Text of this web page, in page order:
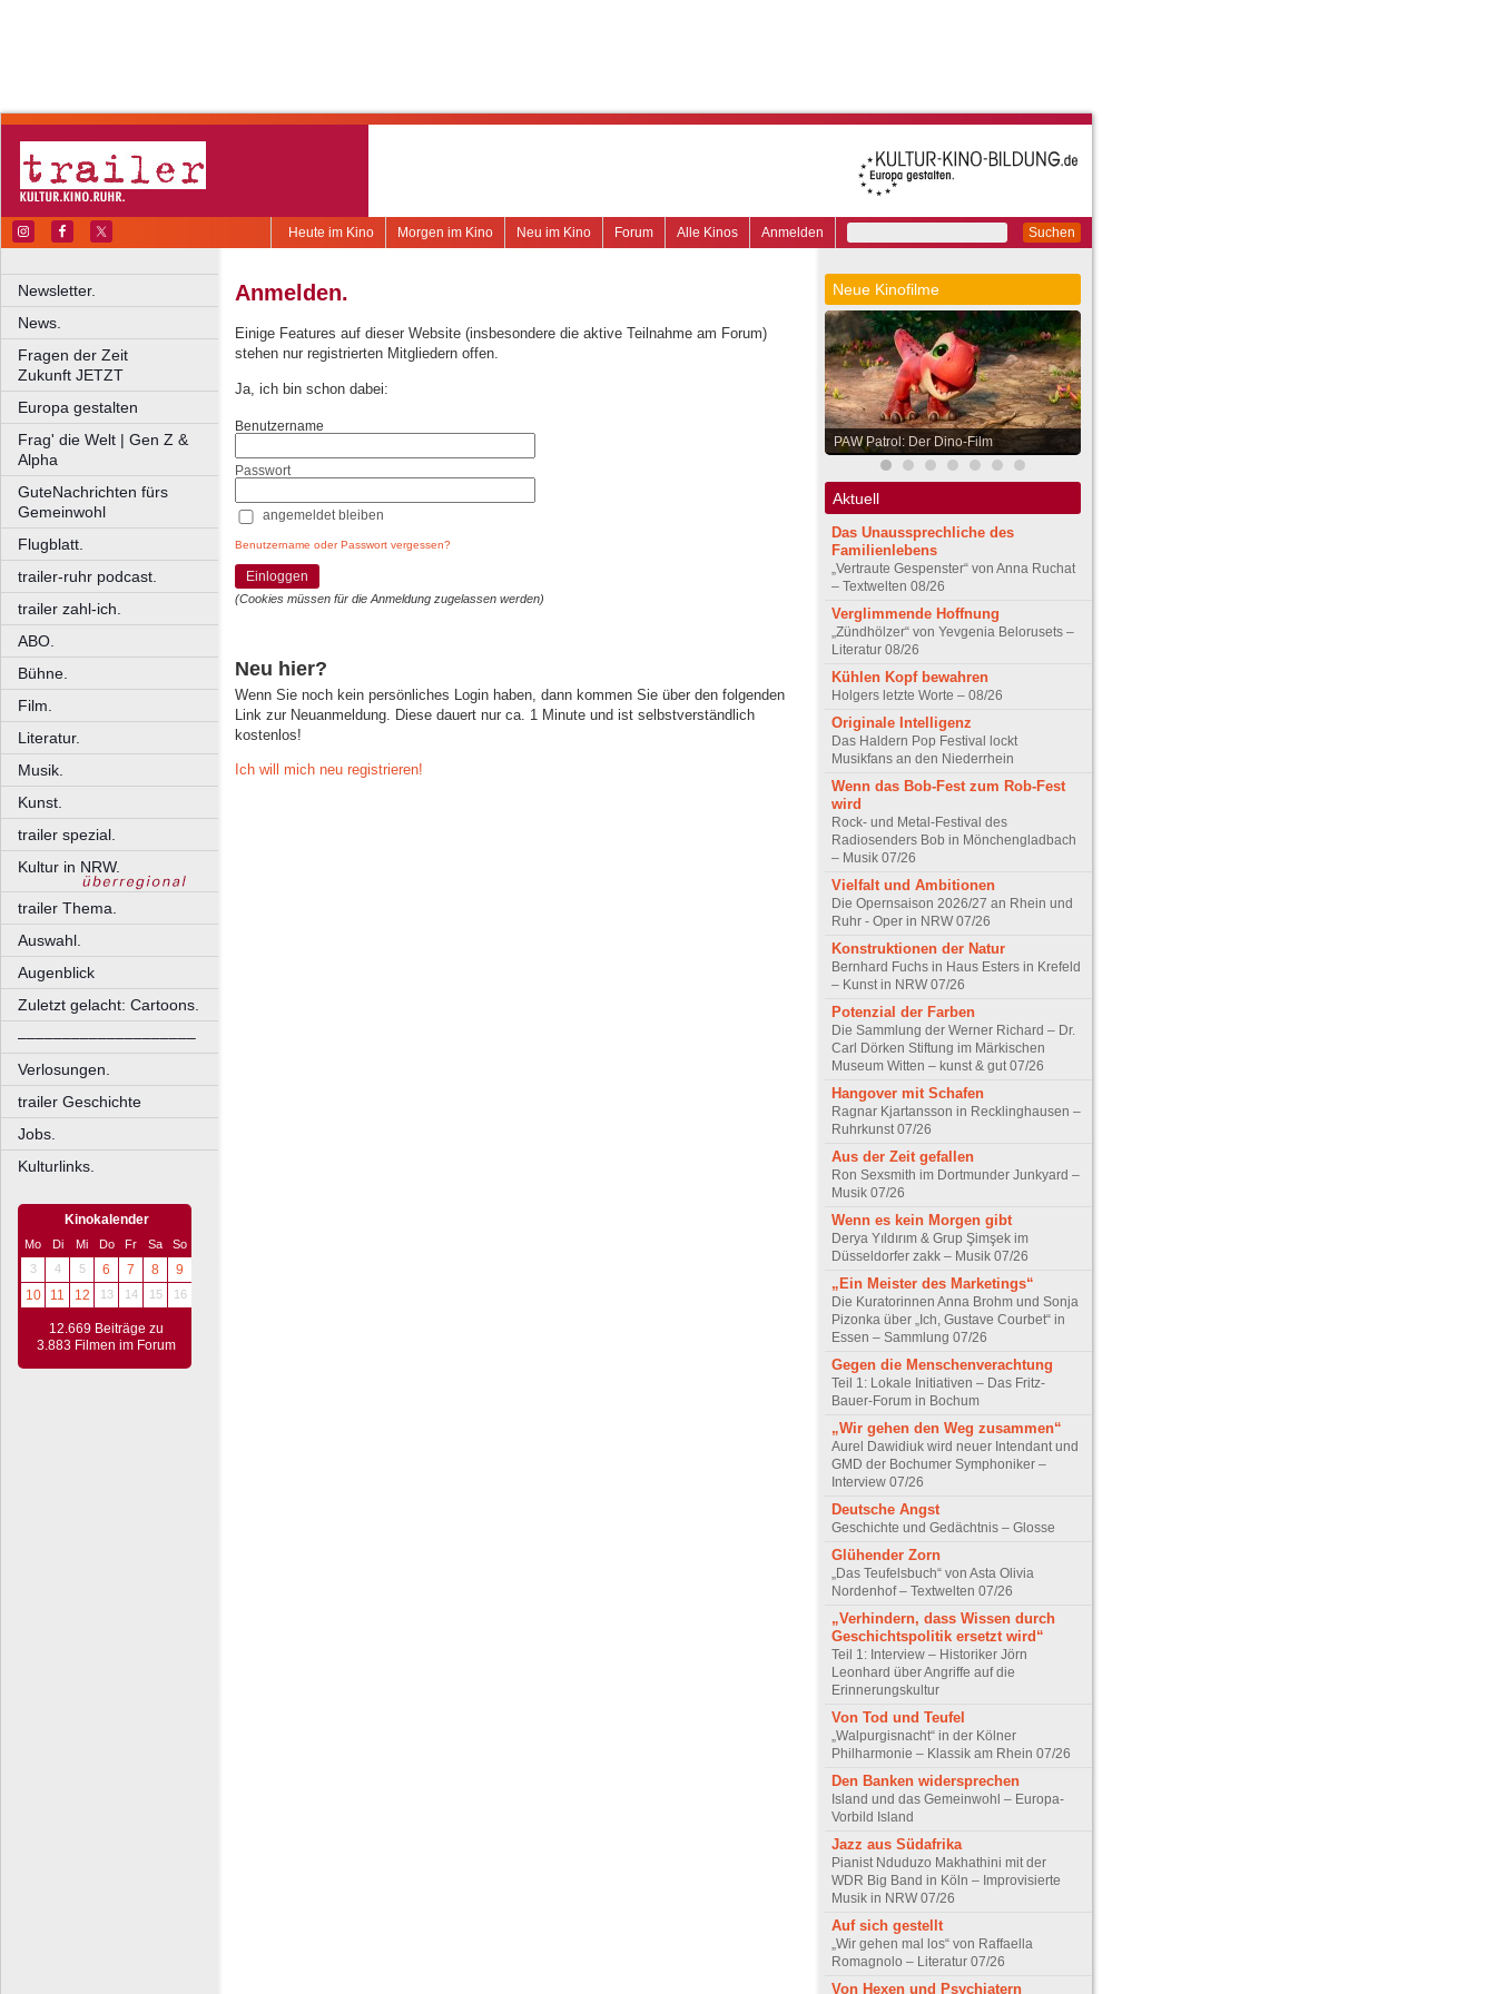
Suchen
Anmelden
Alle Kinos
Forum
Neu im Kino
Morgen im Kino
Heute im Kino
Newsletter.
News.
Fragen der Zeit
Zukunft JETZT
Europa gestalten
Frag' die Welt | Gen Z &
Alpha
GuteNachrichten fürs
Gemeinwohl
Flugblatt.
trailer-ruhr podcast.
trailer zahl-ich.
ABO.
Bühne.
Film.
Literatur.
Musik.
Kunst.
trailer spezial.
Kultur in NRW.
trailer Thema.
Auswahl.
Augenblick
Zuletzt gelacht: Cartoons.
––––––––––––––––––––
Verlosungen.
trailer Geschichte
Jobs.
Kulturlinks.
Kinokalender
Mo Di Mi Do Fr Sa
So
3
4 5 6 7 8
9
10
11 12 13 14 15 16
12.669 Beiträge zu
3.883 Filmen im Forum
Anmelden.
Einige Features auf dieser Website (insbesondere die aktive Teilnahme am Forum)
stehen nur registrierten Mitgliedern offen.
Ja, ich bin schon dabei:
Benutzername
Passwort
angemeldet bleiben
Benutzername oder Passwort vergessen?
Einloggen
(Cookies müssen für die Anmeldung zugelassen werden)
Neu hier?
Wenn Sie noch kein persönliches Login haben, dann kommen Sie über den folgenden
Link zur Neuanmeldung. Diese dauert nur ca. 1 Minute und ist selbstverständlich
kostenlos!
Ich will mich neu registrieren!
Neue Kinofilme
PAW Patrol: Der Dino-Film
Aktuell
Das Unaussprechliche des
Familienlebens
„Vertraute Gespenster“ von Anna Ruchat
– Textwelten 08/26
Verglimmende Hoffnung
„Zündhölzer“ von Yevgenia Belorusets –
Literatur 08/26
Kühlen Kopf bewahren
Holgers letzte Worte – 08/26
Originale Intelligenz
Das Haldern Pop Festival lockt
Musikfans an den Niederrhein
Wenn das Bob-Fest zum Rob-Fest
wird
Rock- und Metal-Festival des
Radiosenders Bob in Mönchengladbach
– Musik 07/26
Vielfalt und Ambitionen
Die Opernsaison 2026/27 an Rhein und
Ruhr - Oper in NRW 07/26
Konstruktionen der Natur
Bernhard Fuchs in Haus Esters in Krefeld
– Kunst in NRW 07/26
Potenzial der Farben
Die Sammlung der Werner Richard – Dr.
Carl Dörken Stiftung im Märkischen
Museum Witten – kunst & gut 07/26
Hangover mit Schafen
Ragnar Kjartansson in Recklinghausen –
Ruhrkunst 07/26
Aus der Zeit gefallen
Ron Sexsmith im Dortmunder Junkyard –
Musik 07/26
Wenn es kein Morgen gibt
Derya Yıldırım & Grup Şimşek im
Düsseldorfer zakk – Musik 07/26
„Ein Meister des Marketings“
Die Kuratorinnen Anna Brohm und Sonja
Pizonka über „Ich, Gustave Courbet“ in
Essen – Sammlung 07/26
Gegen die Menschenverachtung
Teil 1: Lokale Initiativen – Das Fritz-
Bauer-Forum in Bochum
„Wir gehen den Weg zusammen“
Aurel Dawidiuk wird neuer Intendant und
GMD der Bochumer Symphoniker –
Interview 07/26
Deutsche Angst
Geschichte und Gedächtnis – Glosse
Glühender Zorn
„Das Teufelsbuch“ von Asta Olivia
Nordenhof – Textwelten 07/26
„Verhindern, dass Wissen durch
Geschichtspolitik ersetzt wird“
Teil 1: Interview – Historiker Jörn
Leonhard über Angriffe auf die
Erinnerungskultur
Von Tod und Teufel
„Walpurgisnacht“ in der Kölner
Philharmonie – Klassik am Rhein 07/26
Den Banken widersprechen
Island und das Gemeinwohl – Europa-
Vorbild Island
Jazz aus Südafrika
Pianist Nduduzo Makhathini mit der
WDR Big Band in Köln – Improvisierte
Musik in NRW 07/26
Auf sich gestellt
„Wir gehen mal los“ von Raffaella
Romagnolo – Literatur 07/26
Von Hexen und Psychiatern